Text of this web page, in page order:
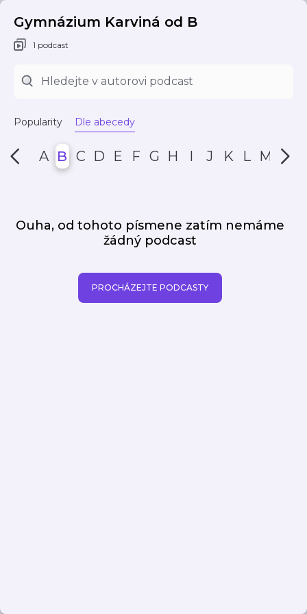
Gymnázium Karviná od B
1 podcast
Popularity Dle abecedy
A B C D E F G H I J K L M N
Ouha, od tohoto písmene zatím nemáme
žádný podcast
PROCHÁZEJTE PODCASTY